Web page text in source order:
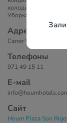
холодильник, плита,
Уборка номера:
Адрес
Carrer Villagaría
Телефоны
971 49 15 11
Е-маil
Сайт
Houm Plaza Son